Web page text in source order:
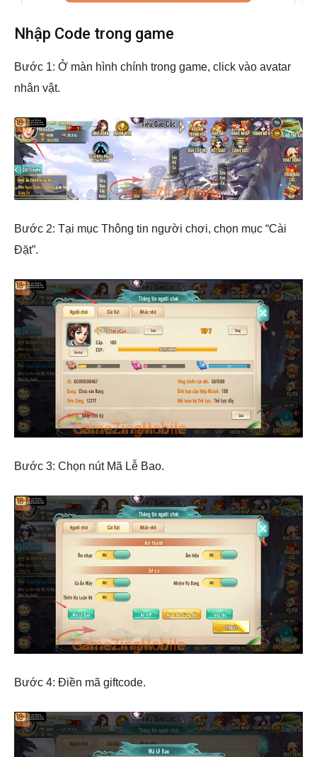
Nhập Code trong game
Bước 1: Ở màn hình chính trong game, click vào avatar
nhân vật.
Bước 2: Tại mục Thông tin người chơi, chọn mục “Cài
Đặt”.
Bước 3: Chọn nút Mã Lễ Bao.
Bước 4: Điền mã giftcode.